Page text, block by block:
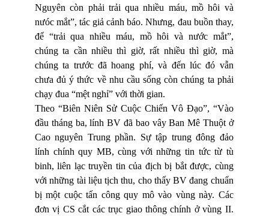
Nguyên còn phải trải qua nhiều máu, mồ hôi và
nưóc mắt”, tác giả cảnh báo. Nhưng, đau buồn thay,
để “trải qua nhiều máu, mồ hôi và nước mắt”,
chúng ta cần nhiều thì giờ, rất nhiều thì giờ, mà
chúng ta trước đã hoang phí, và đến lúc đó vẫn
chưa đủ ý thức về nhu cầu sống còn chúng ta phải
chạy đua “mệt nghỉ” với thời gian.
Theo “Biên Niên Sử Cuộc Chiến Vô Đạo”, “Vào
đầu tháng ba, lính BV đã bao vây Ban Mê Thuột ở
Cao nguyên Trung phần. Sự tập trung đông đảo
lính chính quy MB, cùng với những tin tức từ tù
binh, liên lạc truyền tin của địch bị bắt được, cùng
với những tài liệu tịch thu, cho thấy BV đang chuẩn
bị một cuộc tấn công quy mô vào vùng này. Các
đơn vị CS cắt các trục giao thông chính ở vùng II.